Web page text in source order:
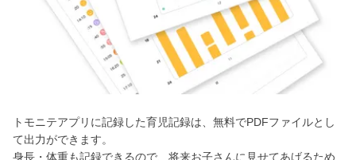
トモニテアプリに記録した育児記録は、無料でPDFファイルとし
て出力ができます。
身長・体重も記録できるので、将来お子さんに見せてあげるため